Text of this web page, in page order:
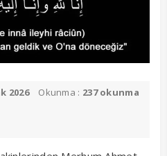
2026 Okunma : 237 okunma